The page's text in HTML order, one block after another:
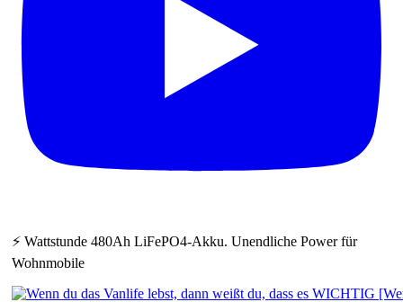
⚡ Wattstunde 480Ah LiFePO4-Akku. Unendliche Power für
Wohnmobile